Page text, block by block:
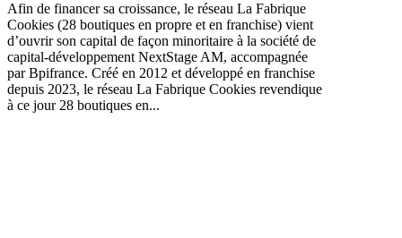
Afin de financer sa croissance, le réseau La Fabrique
Cookies (28 boutiques en propre et en franchise) vient
d’ouvrir son capital de façon minoritaire à la société de
capital-développement NextStage AM, accompagnée
par Bpifrance. Créé en 2012 et développé en franchise
depuis 2023, le réseau La Fabrique Cookies revendique
à ce jour 28 boutiques en...